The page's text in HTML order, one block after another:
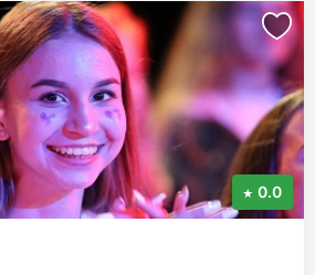
0.0